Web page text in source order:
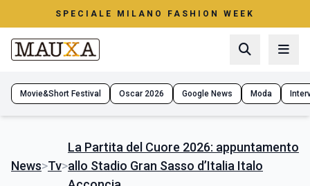
SPECIALE MILANO FASHION WEEK
Movie&Short Festival Oscar 2026 Google News Moda
News>Tv>
La Partita del Cuore 2026: appuntamento
allo Stadio Gran Sasso d’Italia Italo